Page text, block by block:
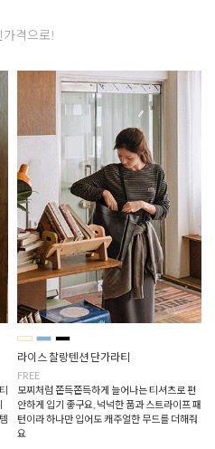
가격으로!
라이스 찰랑텐션 단가라티
FREE
모찌처럼 쫀득쫀득하게 늘어나는 티셔츠로 편
안하게 입기 좋구요, 넉넉한 품과 스트라이프 패
턴이라 하나만 입어도 캐주얼한 무드를 더해줘
요